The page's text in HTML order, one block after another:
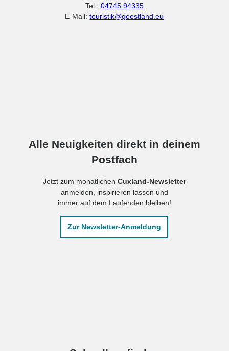
Tel.: 04745 94335
E-Mail:touristik@geestland.eu
Alle Neuigkeiten direkt in deinem
Postfach
Jetzt zum monatlichen Cuxland-Newsletter
anmelden, inspirieren lassen und
immer auf dem Laufenden bleiben!
Zur Newsletter-Anmeldung